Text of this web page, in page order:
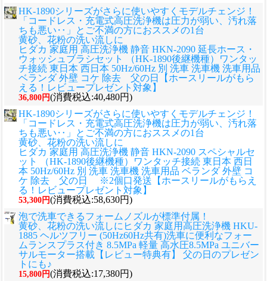
HK-1890シリーズがさらに使いやすくモデルチェンジ！
「コードレス・充電式高圧洗浄機は圧力が弱い、汚れ落
ちも悪い‥」とご不満の方におススメの1台
黄砂、花粉の洗い流しに
ヒダカ 家庭用 高圧洗浄機 静音 HKN-2090 延長ホース・
ウォッシュブラシセット （HK-1890後継機種）ワンタッ
チ接続 東日本 西日本 50Hz/60Hz 別 洗車 洗車機 洗車用品
ベランダ 外壁 コケ 除去 父の日【ホースリールがもら
える！レビュープレゼント対象】
36,800円(消費税込:40,480円)
HK-1890シリーズがさらに使いやすくモデルチェンジ！
「コードレス・充電式高圧洗浄機は圧力が弱い、汚れ落
ちも悪い‥」とご不満の方におススメの1台
黄砂、花粉の洗い流しに
ヒダカ 家庭用 高圧洗浄機 静音 HKN-2090 スペシャルセ
ット （HK-1890後継機種）ワンタッチ接続 東日本 西日
本 50Hz/60Hz 別 洗車 洗車機 洗車用品 ベランダ 外壁 コ
ケ 除去 父の日 ※2個口発送【ホースリールがもらえ
る！レビュープレゼント対象】
53,300円(消費税込:58,630円)
泡で洗車できるフォームノズルが標準付属！
黄砂、花粉の洗い流しに ヒダカ 家庭用高圧洗浄機 HKU-
1885 ヘルツフリー (50Hz60Hz共有)洗車に便利なフォー
ムランスプラス付き 8.5MPa 軽量 高水圧8.5MPa ユニバー
サルモーター搭載【レビュー特典有】 父の日のプレゼン
トにも♪
15,800円(消費税込:17,380円)